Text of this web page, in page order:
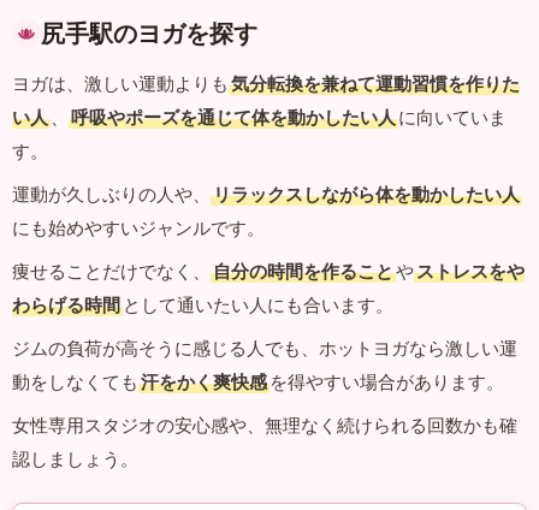
尻手駅のヨガを探す
ヨガは、激しい運動よりも 気分転換を兼ねて運動習慣を作りた
い人 、 呼吸やポーズを通じて体を動かしたい人に向いていま
す。
運動が久しぶりの人や、
リラックスしながら体を動かしたい人
にも始めやすいジャンルです。
痩せることだけでなく、
自分の時間を作ることやストレスをや
わらげる時間 として通いたい人にも合います。
ジムの負荷が高そうに感じる人でも、ホットヨガなら激しい運
動をしなくても 汗をかく爽快感 を得やすい場合があります。
女性専用スタジオの安心感や、無理なく続けられる回数かも確
認しましょう。